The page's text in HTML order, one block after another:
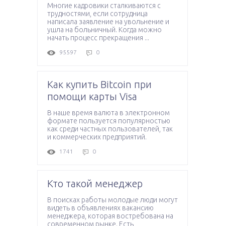
Многие кадровики сталкиваются с
трудностями, если сотрудница
написала заявление на увольнение и
ушла на больничный. Когда можно
начать процесс прекращения ...
95597 0
Как купить Bitcoin при
помощи карты Visa
В наше время валюта в электронном
формате пользуется популярностью
как среди частных пользователей, так
и коммерческих предприятий.
1741 0
Кто такой менеджер
В поисках работы молодые люди могут
видеть в объявлениях вакансию
менеджера, которая востребована на
современном рынке. Есть